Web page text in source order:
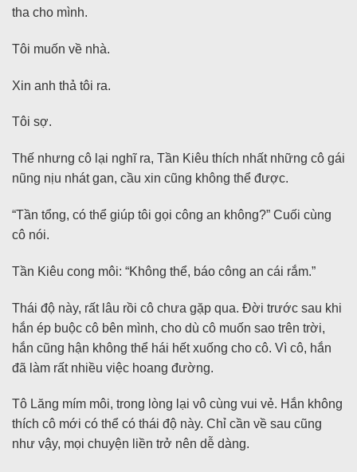
tha cho mình.
Tôi muốn về nhà.
Xin anh thả tôi ra.
Tôi sợ.
Thế nhưng cô lại nghĩ ra, Tần Kiêu thích nhất những cô gái
nũng nịu nhát gan, cầu xin cũng không thể được.
“Tần tổng, có thể giúp tôi gọi công an không?” Cuối cùng
cô nói.
Tần Kiêu cong môi: “Không thể, báo công an cái rắm.”
Thái độ này, rất lâu rồi cô chưa gặp qua. Đời trước sau khi
hắn ép buộc cô bên mình, cho dù cô muốn sao trên trời,
hắn cũng hận không thể hái hết xuống cho cô. Vì cô, hắn
đã làm rất nhiều việc hoang đường.
Tô Lăng mím môi, trong lòng lại vô cùng vui vẻ. Hắn không
thích cô mới có thể có thái độ này. Chỉ cần về sau cũng
như vậy, mọi chuyện liền trở nên dễ dàng.